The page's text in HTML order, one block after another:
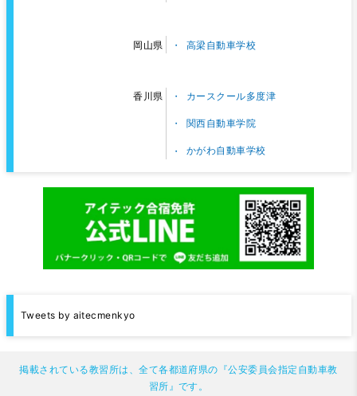
岡山県 高梁自動車学校
香川県 カースクール多度津
関西自動車学院
かがわ自動車学校
Tweets by aitecmenkyo
掲載されている教習所は、全て各都道府県の『公安委員会指定自動車教
習所』です。